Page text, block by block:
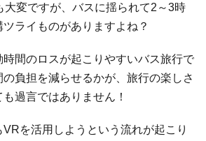
大変ですが、バスに揺られて2～3時
ライものがありますよね？
間のロスが起こりやすいバス旅行で
負担を減らせるかが、旅行の楽しさ
過言ではありません！
を活用しようという流れが起こり